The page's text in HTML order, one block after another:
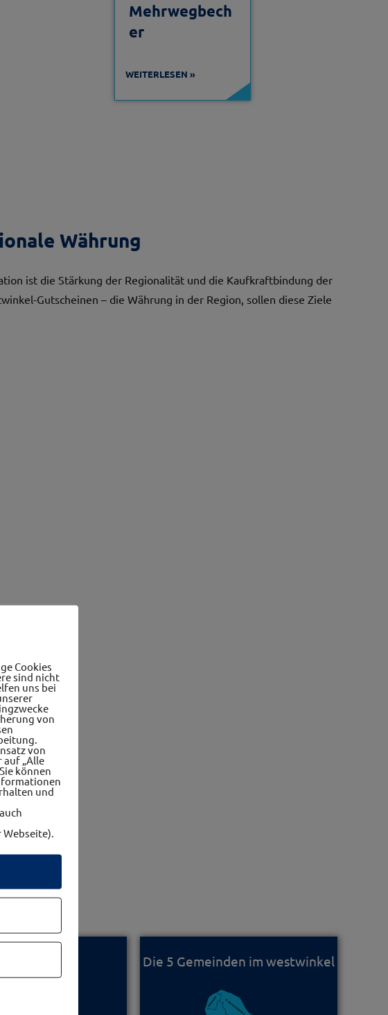
Mehrwegbech
er
WEITERLESEN
Währung
ist die Stärkung der Regionalität und die Kaufkraftbindung der
Gutscheinen – die Währung in der Region, sollen diese Ziele
Die 5 Gemeinden im westwinkel
Cookies
sind nicht
uns bei
von
von
„Alle
können
und